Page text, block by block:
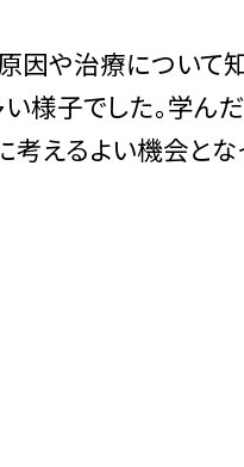
因や治療について
様子でした。学ん
考えるよい機会とな